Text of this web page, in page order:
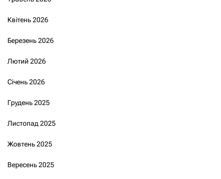
Квітень 2026
Березень 2026
Лютий 2026
Січень 2026
Грудень 2025
Листопад 2025
Жовтень 2025
Вересень 2025